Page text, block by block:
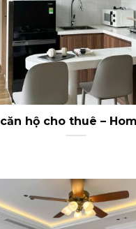
hộ cho thuê –